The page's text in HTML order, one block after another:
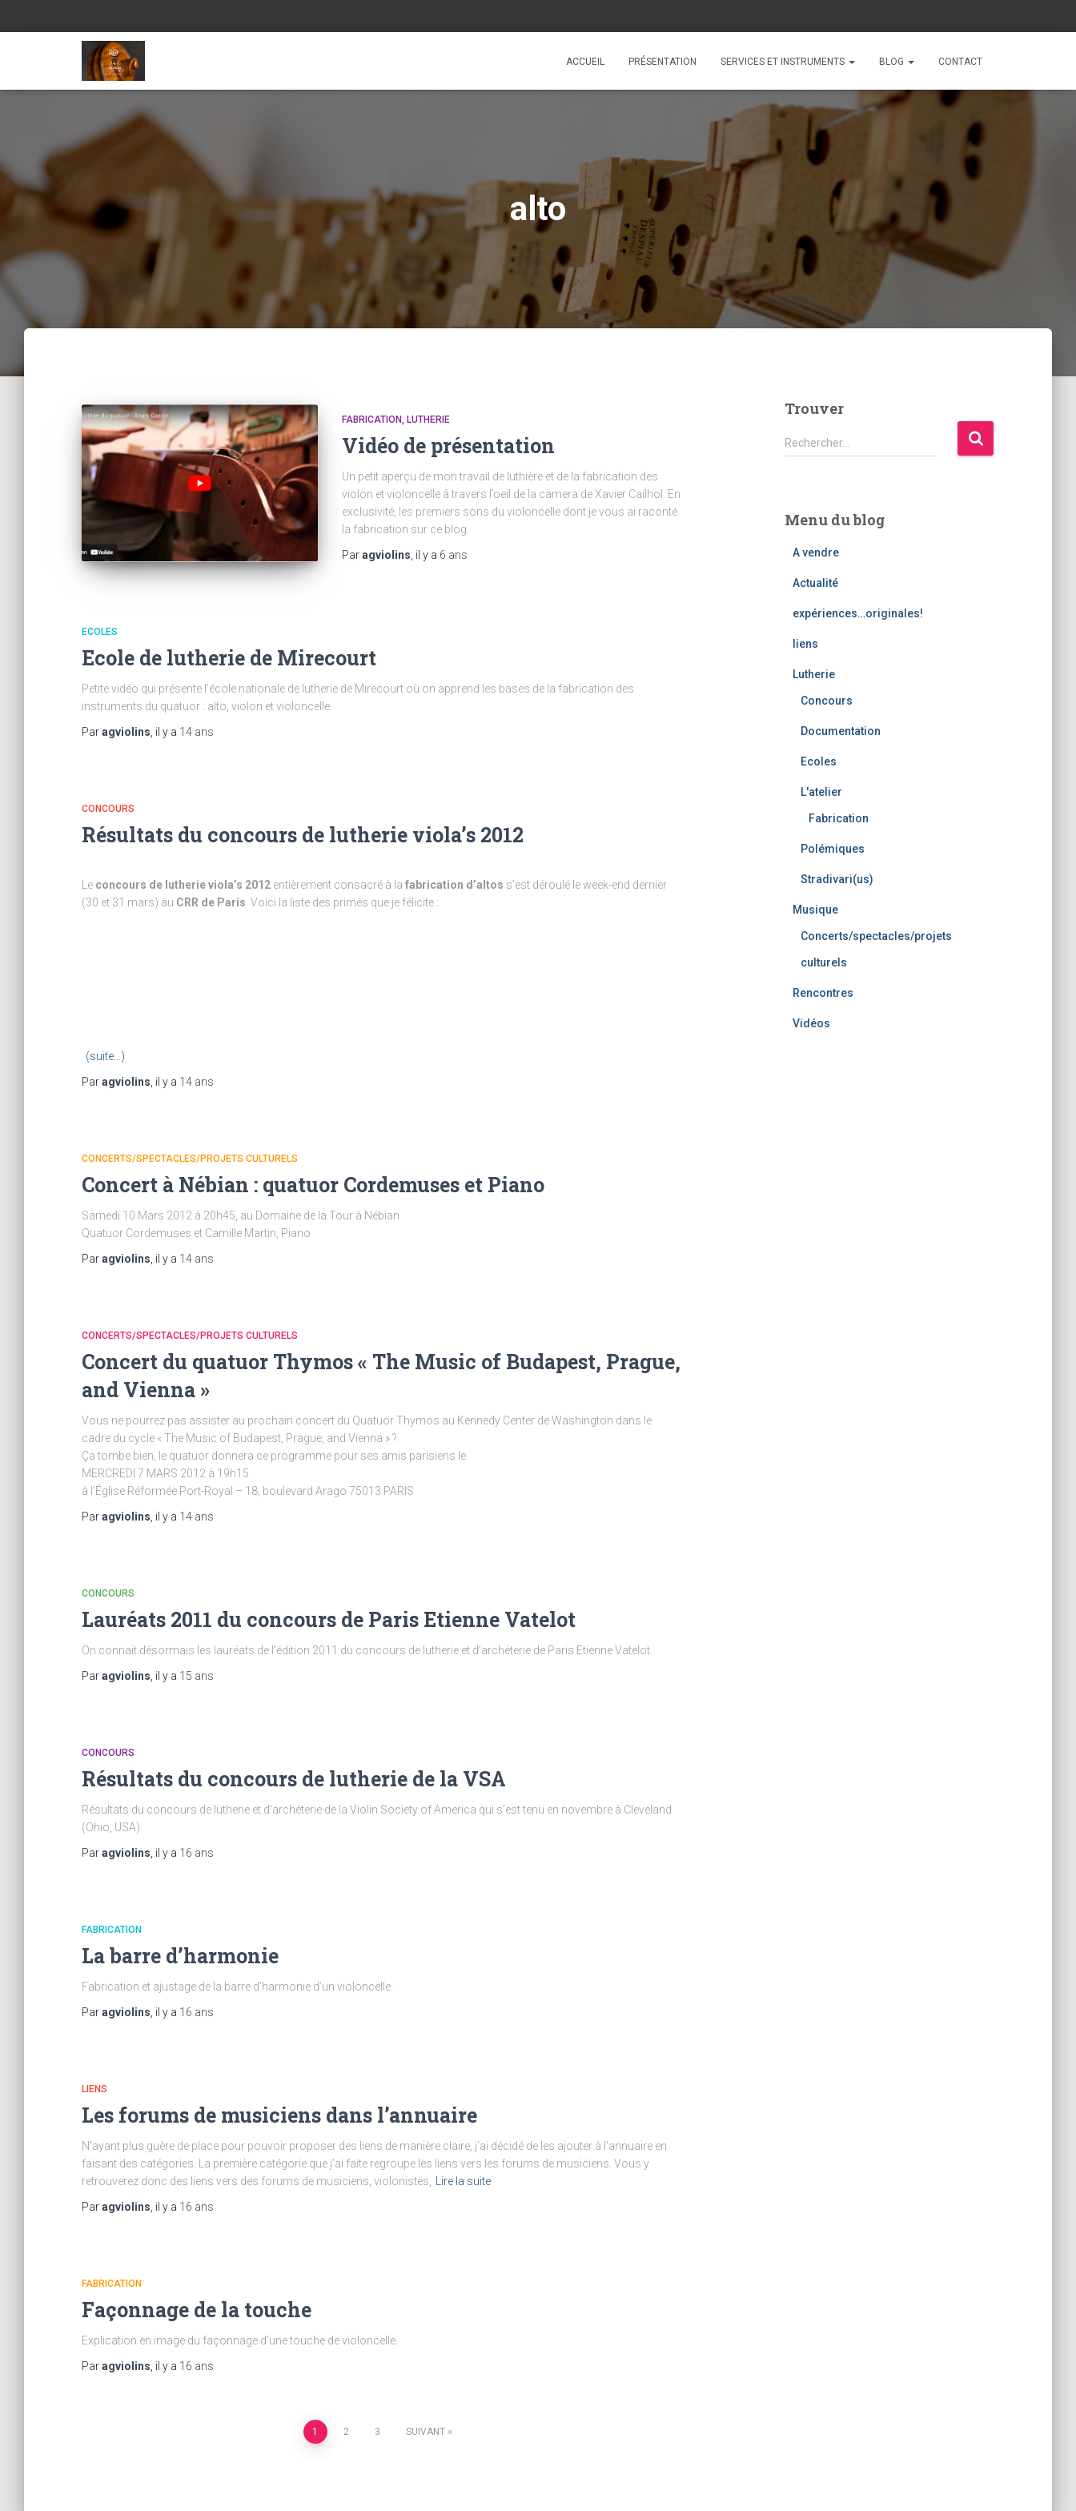
ACCUEIL PRÉSENTATION SERVICES ET INSTRUMENTS BLOG CONTACT
alto
FABRICATION LUTHERIE
Vidéo de présentation
Un petit aperçu de mon travail de luthière et de la fabrication des
violon et violoncelle à travers l’oeil de la camera de Xavier Cailhol. En
exclusivité, les premiers sons du violoncelle dont je vous ai raconté
la fabrication sur ce blog.
Paragviolins , il y a 6 ans
ECOLES
Ecole de lutherie de Mirecourt
Petite vidéo qui présente l’école nationale de lutherie de Mirecourt où on apprend les bases de la fabrication des
instruments du quatuor : alto, violon et violoncelle.
Paragviolins , il y a 14 ans
CONCOURS
Résultats du concours de lutherie viola’s 2012
Le concours de lutherie viola’s 2012 entièrement consacré à la fabrication d’altos s’est déroulé le week-end dernier
(30 et 31 mars) au CRR de Paris . Voici la liste des primés que je félicite :
(suite…)
Paragviolins , il y a 14 ans
CONCERTS/SPECTACLES/PROJETS CULTURELS
Concert à Nébian : quatuor Cordemuses et Piano
Samedi 10 Mars 2012 à 20h45, au Domaine de la Tour à Nébian
Quatuor Cordemuses et Camille Martin, Piano
Paragviolins , il y a 14 ans
CONCERTS/SPECTACLES/PROJETS CULTURELS
Concert du quatuor Thymos « The Music of Budapest, Prague,
and Vienna »
Vous ne pourrez pas assister au prochain concert du Quatuor Thymos au Kennedy Center de Washington dans le
cadre du cycle « The Music of Budapest, Prague, and Vienna » ?
Ça tombe bien, le quatuor donnera ce programme pour ses amis parisiens le
MERCREDI 7 MARS 2012 à 19h15
à l’Église Réformée Port-Royal – 18, boulevard Arago 75013 PARIS
Paragviolins , il y a 14 ans
CONCOURS
Lauréats 2011 du concours de Paris Etienne Vatelot
On connait désormais les lauréats de l’édition 2011 du concours de lutherie et d’archèterie de Paris Etienne Vatelot.
Paragviolins , il y a 15 ans
CONCOURS
Résultats du concours de lutherie de la VSA
Résultats du concours de lutherie et d’archèterie de la Violin Society of America qui s’est tenu en novembre à Cleveland
(Ohio, USA).
Paragviolins , il y a 16 ans
FABRICATION
La barre d’harmonie
Fabrication et ajustage de la barre d’harmonie d’un violoncelle.
Paragviolins , il y a 16 ans
LIENS
Les forums de musiciens dans l’annuaire
N’ayant plus guère de place pour pouvoir proposer des liens de manière claire, j’ai décidé de les ajouter à l’annuaire en
faisant des catégories. La première catégorie que j’ai faite regroupe les liens vers les forums de musiciens. Vous y
retrouverez donc des liens vers des forums de musiciens, violonistes,
Lire la suite
Paragviolins , il y a 16 ans
FABRICATION
Façonnage de la touche
Explication en image du façonnage d’une touche de violoncelle.
Paragviolins , il y a 16 ans
1 2 3 SUIVANT
Trouver
R
e
r
Rechercher…
Menu du blog
A vendre
Actualité
expériences…originales!
liens
Lutherie
Concours
Documentation
Ecoles
L'atelier
Fabrication
Polémiques
Stradivari(us)
Musique
Concerts/spectacles/projets
culturels
Rencontres
Vidéos